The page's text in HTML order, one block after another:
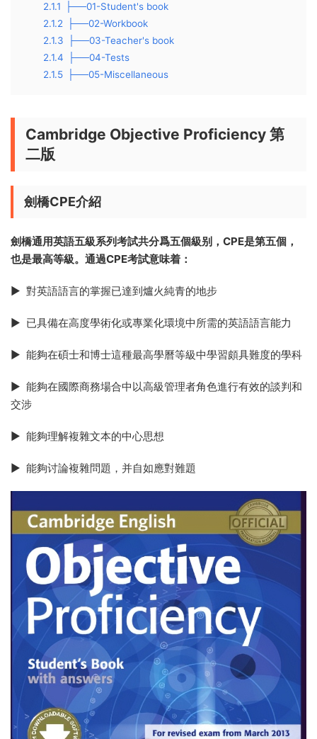
2.1.1
├──01-Student's book
2.1.2
├──02-Workbook
2.1.3
├──03-Teacher's book
2.1.4
├──04-Tests
2.1.5
├──05-Miscellaneous
Cambridge Objective Proficiency 第
二版
劍橋CPE介紹
劍橋通用英語五級系列考試共分爲五個級别，CPE是第五個，
也是最高等級。通過CPE考試意味着：
► 對英語語言的掌握已達到爐火純青的地步
► 已具備在高度學術化或專業化環境中所需的英語語言能力
► 能夠在碩士和博士這種最高學曆等級中學習頗具難度的學科
► 能夠在國際商務場合中以高級管理者角色進行有效的談判和
交涉
► 能夠理解複雜文本的中心思想
► 能夠讨論複雜問題，并自如應對難題